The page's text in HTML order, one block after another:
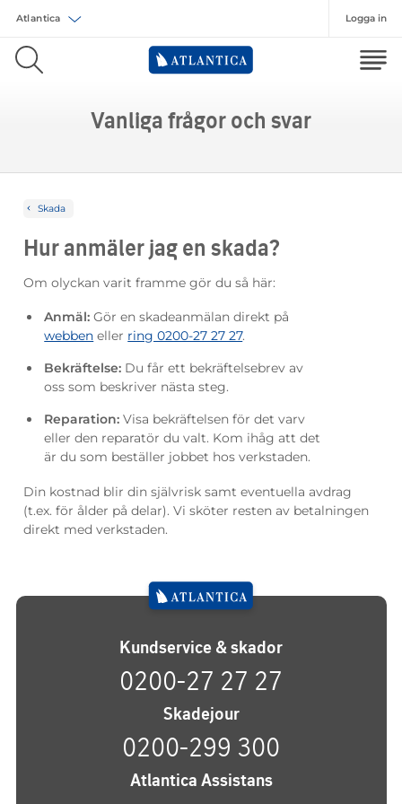
Välj försäkring
Logga in
Vanliga frågor och svar
Skada
Hur anmäler jag en skada?
Om olyckan varit framme gör du så här:
Anmäl: Gör en skadeanmälan direkt på
webben eller ring 0200-27 27 27.
Bekräftelse: Du får ett bekräftelsebrev av
oss som beskriver nästa steg.
Reparation: Visa bekräftelsen för det varv
eller den reparatör du valt. Kom ihåg att det
är du som beställer jobbet hos verkstaden.
Din kostnad blir din självrisk samt eventuella avdrag
(t.ex. för ålder på delar). Vi sköter resten av betalningen
direkt med verkstaden.
Kundservice & skador
0200-27 27 27
Skadejour
0200-299 300
Atlantica Assistans